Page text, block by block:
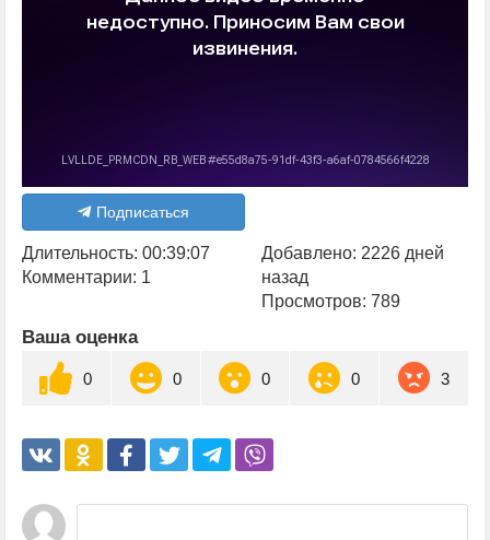
Подписаться
Длительность: 00:39:07
Комментарии: 1
Добавлено: 2226 дней
назад
Просмотров: 789
Ваша оценка
0 0 0 0 3